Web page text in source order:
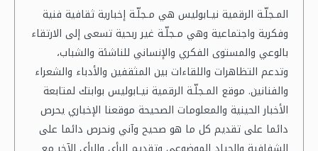
المـجلّـة الرقمية نيـابوليس هي مـجلّـة إخبارية ثقافية فنية
وفكرية واجتماعية وهي مـجلّـة غير ربحية تسعى إلى الارتقاء
بالوعي والمستوى الفكري والإنساني للناشئة والشباب،
وتدعم التظاهرات واللقاءات بين المثقفين والأدباء والشعراء
والفنانين. موقع المـجلّـة الرقمية نيـابوليس بوابتك لمتابعة
الأخبار الحينية والمعلومات الصحيحة موقعنا الإخباري يحرص
دائما على تقديم كل ما هو صحيح وآني ونحرص دائما على